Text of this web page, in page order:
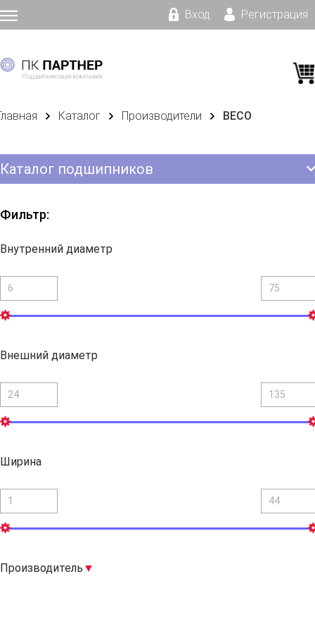
Вход Регистрация
Каталог Производители BECO
Каталог подшипников
Фильтр:
Внутренний диаметр
Внешний диаметр
Ширина
Производитель